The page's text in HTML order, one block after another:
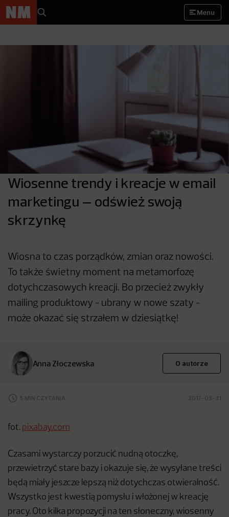
Menu
Wiosenne trendy i kreacje w email
marketingu – odśwież swoją
skrzynkę
Wiosna to czas porządków, zmian oraz nowości.
To także świetny moment na metamorfozę
dotychczasowych kreacji. Bo przecież zwykły
mailing produktowy - ubrany w nowe szaty -
może okazać się strzałem w dziesiątkę!
Anna Złoczewska O autorze
5 MIN CZYTANIA 2017-03-31
fot. pixabay.com
Czasami wystarczy porzucić nudną otoczkę,
przewietrzyć stare bazy i okazuje się, że wysyłane treści
będą miały jeszcze lepszą niż dotychczas otwieralność.
Wszystko jest kwestią pomysłu i włożonej w kreację
pracy. Oto kilka propozycji na ten słoneczny, wiosenny